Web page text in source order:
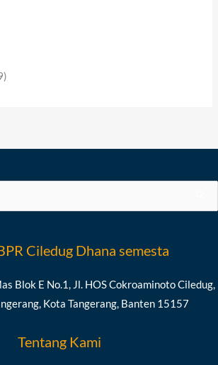
Ciledug Dhana semesta
Blok E No.1, Jl. HOS Cokroaminoto Ciledug,
Kota Tangerang, Banten 15157
Tentang Kami